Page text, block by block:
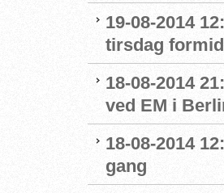
19-08-2014
tirsdag
18-08-2014
ved EM i
18-08-2014
gang